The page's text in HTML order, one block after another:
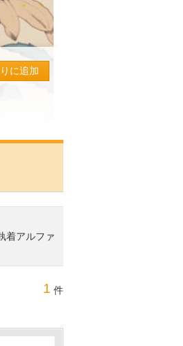
に追加
着アルファ
1 件